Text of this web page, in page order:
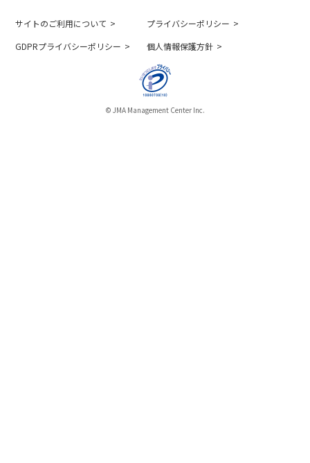
サイトのご利用について
プライバシーポリシー
GDPRプライバシーポリシー
個人情報保護方針
© JMA Management Center Inc.